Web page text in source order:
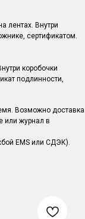
лентах. Внутри
сертификатом.
коробочки
подлинности,
Возможно доставка
или журнал в
EMS или СДЭК).